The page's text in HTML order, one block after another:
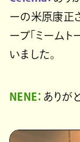
ーの米原康正
ープ「ミームト
いました。
NENE： ありが